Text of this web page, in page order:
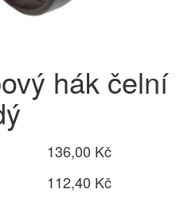
hák čelní
136,00 Kč
112,40 Kč